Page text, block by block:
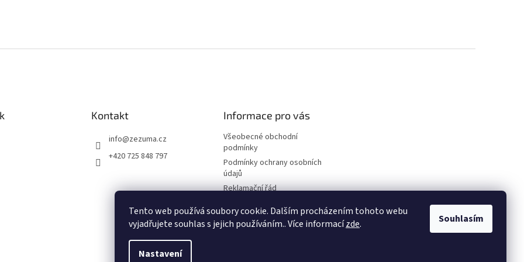
Tento web používá soubory cookie. Dalším procházením tohoto webu
vyjadřujete souhlas s jejich používáním.. Více informacízde.
Nastavení
Souhlasím
Kontakt
info@zezuma.cz
+420 725 848 797
Informace pro vás
Všeobecné obchodní
podmínky
Podmínky ochrany osobních
údajů
Reklamační řád
kupní smlouvy
Napište nám